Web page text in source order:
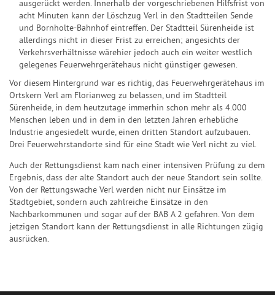
ausgerückt werden. Innerhalb der vorgeschriebenen Hilfsfrist von
acht Minuten kann der Löschzug Verl in den Stadtteilen Sende
und Bornholte-Bahnhof eintreffen. Der Stadtteil Sürenheide ist
allerdings nicht in dieser Frist zu erreichen; angesichts der
Verkehrsverhältnisse wärehier jedoch auch ein weiter westlich
gelegenes Feuerwehrgerätehaus nicht günstiger gewesen.
Vor diesem Hintergrund war es richtig, das Feuerwehrgerätehaus im
Ortskern Verl am Florianweg zu belassen, und im Stadtteil
Sürenheide, in dem heutzutage immerhin schon mehr als 4.000
Menschen leben und in dem in den letzten Jahren erhebliche
Industrie angesiedelt wurde, einen dritten Standort aufzubauen.
Drei Feuerwehrstandorte sind für eine Stadt wie Verl nicht zu viel.
Auch der Rettungsdienst kam nach einer intensiven Prüfung zu dem
Ergebnis, dass der alte Standort auch der neue Standort sein sollte.
Von der Rettungswache Verl werden nicht nur Einsätze im
Stadtgebiet, sondern auch zahlreiche Einsätze in den
Nachbarkommunen und sogar auf der BAB A 2 gefahren. Von dem
jetzigen Standort kann der Rettungsdienst in alle Richtungen zügig
ausrücken.